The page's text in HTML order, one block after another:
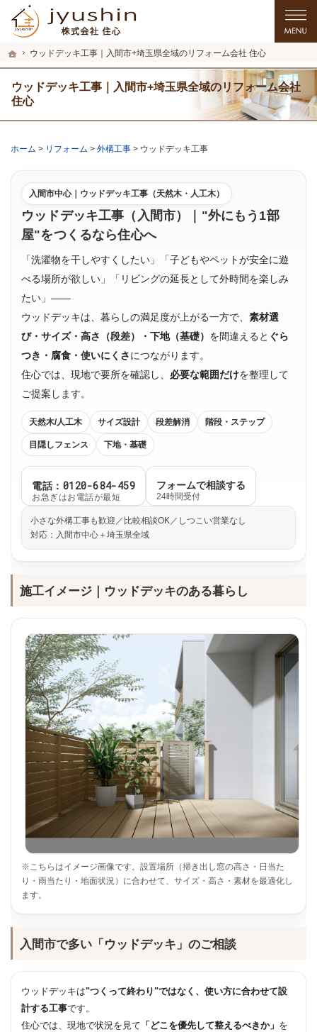
ホーム
ウッドデッキ工事｜入間市+埼玉県全域のリフォーム会社 住心
ウッドデッキ工事｜入間市+埼玉県全域のリフォーム会社
住心
プロの目線からご提案。入間市・所沢市・川越市のリフォーム・リノベーション
入間市・所沢市・川越市のリフォーム・リノベーションを手がける工務店なら住
ホーム > リフォーム > 外構工事 > ウッドデッキ工事
入間市中心｜ウッドデッキ工事（天然木・人工木）
ウッドデッキ工事（入間市）｜"外にもう1部
屋"をつくるなら住心へ
「洗濯物を干しやすくしたい」「子どもやペットが安全に遊
べる場所が欲しい」「リビングの延長として外時間を楽しみ
たい」――
ウッドデッキは、暮らしの満足度が上がる一方で、 素材選
び・サイズ・高さ（段差）・下地（基礎） を間違えると ぐら
つき・腐食・使いにくさにつながります。
住心では、現地で要所を確認し、 必要な範囲だけを整理して
ご提案します。
天然木/人工木 サイズ設計 段差解消 階段・ステップ
目隠しフェンス 下地・基礎
電話：0120-684-459
お急ぎはお電話が最短
フォームで相談する
24時間受付
小さな外構工事も歓迎／比較相談OK／しつこい営業なし
対応：入間市中心＋埼玉県全域
施工イメージ｜ウッドデッキのある暮らし
※こちらはイメージ画像です。設置場所（掃き出し窓の高さ・日当た
り・雨当たり・地面状況）に合わせて、サイズ・高さ・素材を最適化し
ます。
入間市で多い「ウッドデッキ」のご相談
ウッドデッキは"つくって終わり"ではなく、使い方に合わせて設
計する工事です。
住心では、現地で状況を見て 「どこを優先して整えるべきか」 を